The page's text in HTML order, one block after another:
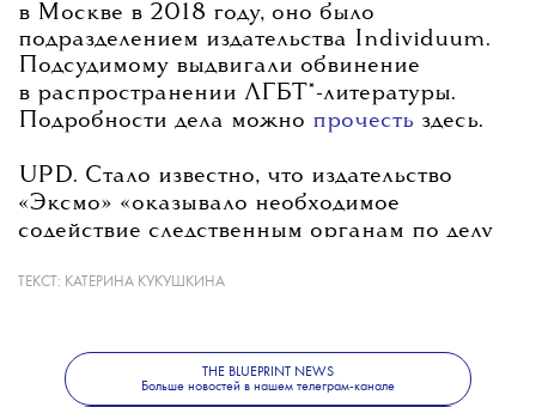
в Москве в 2018 году, оно было
подразделением издательства Individuum.
Подсудимому выдвигали обвинение
в распространении ЛГБТ*-литературы.
Подробности дела можно прочесть здесь.
UPD. Стало известно, что издательство
«Эксмо» «оказывало необходимое
содействие следственным органам по делу
из«Коммерсантъ».
внутри системы невозможно отправить
книгу в типографию. Изменения связаны
ТЕКСТ: КАТЕРИНА КУКУШКИНА
THE BLUEPRINT NEWS
Больше новостей в нашем телеграм-канале